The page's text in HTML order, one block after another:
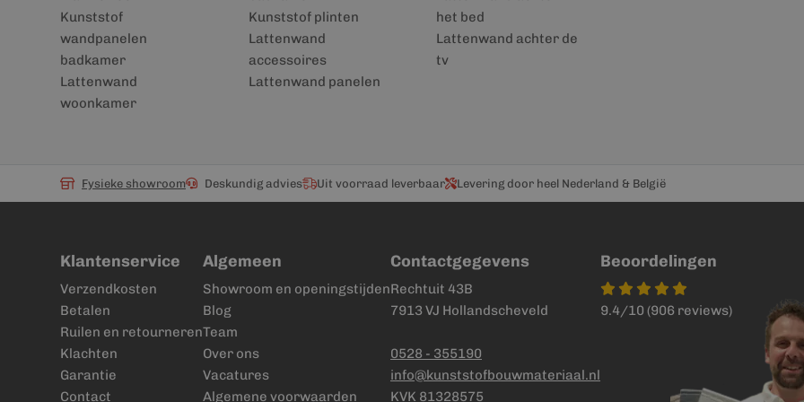
Kunststof
wandpanelen
badkamer
Lattenwand
woonkamer
Kunststof plinten
Lattenwand
accessoires
Lattenwand panelen
het bed
Lattenwand achter de
tv
Fysieke showroom Deskundig advies Uit voorraad leverbaar Levering door heel Nederland & België
Klantenservice
Verzendkosten
Betalen
Ruilen en retourneren
Klachten
Garantie
Contact
Algemeen
Showroom en openingstijden
Blog
Team
Over ons
Vacatures
Algemene voorwaarden
Contactgegevens
Rechtuit 43B
7913 VJ Hollandscheveld
0528 - 355190
info@kunststofbouwmateriaal.nl
KVK 81328575
Beoordelingen
9.4/10 (906 reviews)